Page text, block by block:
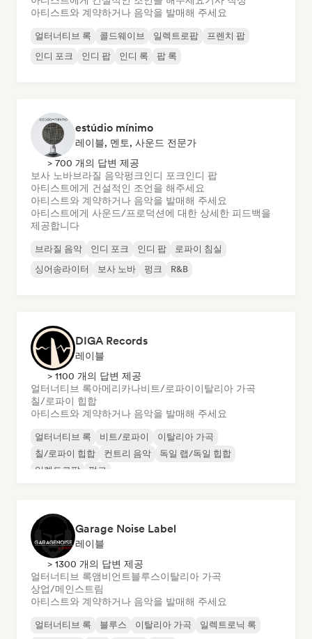
아티스트와 계약하거나 음악을 발매해 주세요
얼터너티브 록 콜드웨이브 일렉트로팝
프렌치 팝
인디 포크
인디 팝 인디 록 팝 록
estúdio mínimo
레이블, 멘토, 사운드 전문가
> 700 개의 답변 제공
보사 노바브라질 음악펑크인디 포크인디 팝
아티스트에게 건설적인 조언을 해주세요
아티스트와 계약하거나 음악을 발매해 주세요
아티스트에게 사운드/프로덕션에 대한 상세한 피드백을
제공합니다
브라질 음악 인디 포크 인디 팝
로파이 침실
싱어송라이터
보사 노바 펑크 R&B
DIGA Records
레이블
> 1100 개의 답변 제공
얼터너티브 록아메리카나비트/로파이이탈리아 가곡
칠/로파이 힙합
아티스트와 계약하거나 음악을 발매해 주세요
얼터너티브 록 비트/로파이
이탈리아 가곡
칠/로파이 힙합
컨트리 음악
독일 랩/독일 힙합
일렉트로팝
펑크
Garage Noise Label
레이블
> 1300 개의 답변 제공
얼터너티브 록앰비언트블루스이탈리아 가곡
상업/메인스트림
아티스트와 계약하거나 음악을 발매해 주세요
얼터너티브 록 블루스 이탈리아 가곡
일렉트로닉 록